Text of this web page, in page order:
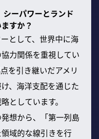
ーパワーとランド
すか？
として、世界中に海
力関係を重視してい
を引き継いだアメリ
、海洋支配を通じた
としています。
想から、「第一列島
域的な線引きを行